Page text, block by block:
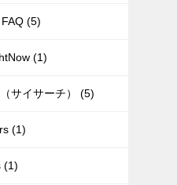
(5)
(1)
サイサーチ） (5)
(1)
(1)